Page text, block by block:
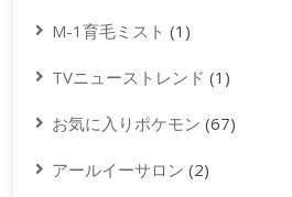
M-1育毛ミスト (1)
TVニューストレンド (1)
お気に入りポケモン (67)
アールイーサロン (2)